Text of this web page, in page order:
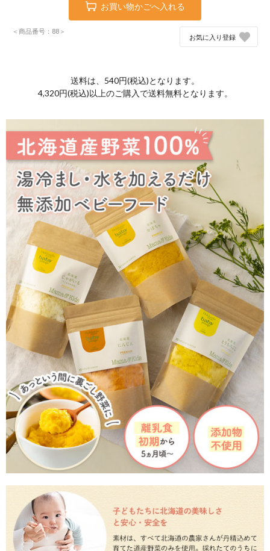
お買い物かごへ入れる
＜商品番号：88＞
お気に入り登録